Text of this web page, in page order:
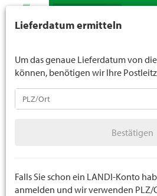
Suche
Kleineisenwaren
Beschläge
Lieferdatum ermitteln
Um das genaue Lieferdatum von
können, benötigen wir Ihre
Bestätigen
Falls Sie schon ein LANDI-Konto
anmelden und wir verwenden PLZ/
unter 16 Jahren. Für Spirituosen gilt
Sie uns verbindlich Ihr Alter an.